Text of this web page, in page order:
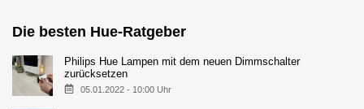
Die besten Hue-Ratgeber
Philips Hue Lampen mit dem neuen Dimmschalter
zurücksetzen
05.01.2022 - 10:00 Uhr